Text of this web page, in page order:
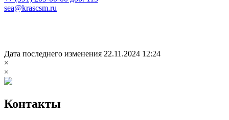
sea@krascsm.ru
Дата последнего изменения 22.11.2024 12:24
×
×
Контакты